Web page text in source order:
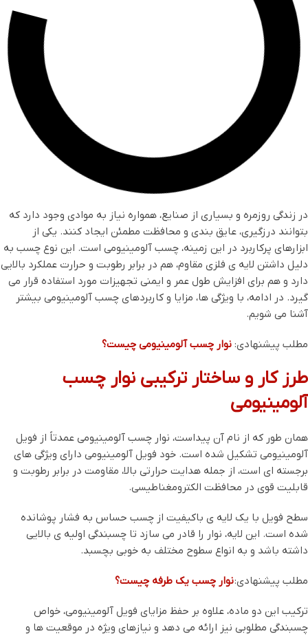
در زندگی روزمره و بسیاری از صنایع، همواره نیاز به موادی وجود دارد که
بتوانند درزگیری، عایق ‌بندی و محافظت مطمئن ایجاد کنند. یکی از
ابزارهای پرکاربرد در این زمینه، چسب آلومینیومی است. این نوع چسب به
دلیل داشتن لایه ‌ی فلزی مقاوم، هم در برابر رطوبت و حرارت عملکرد بالایی
دارد و هم برای افزایش طول عمر و ایمنی تجهیزات مورد استفاده قرار می
‌گیرد. در ادامه، با ویژگی ‌ها، مزایا و کاربردهای چسب آلومینیومی بیشتر
آشنا می ‌شویم.
مطلب پیشنهادی: نوار چسب آلومینیومی چیست؟
طرز کار و ساختار ترکیبی نوار چسب
آلومینیومی
همان ‌طور که از نام آن پیداست، نوار چسب آلومینیومی عمدتاً از فویل
آلومینیومی تشکیل شده است. خود فویل آلومینیومی دارای ویژگی‌ های
برجسته ‌ای است، از جمله هدایت حرارتی بالا، مقاومت در برابر رطوبت و
قابلیت قوی در محافظت الکترومغناطیسی.
سطح فویل با یک لایه ‌ی باکیفیت از چسب حساس به فشار پوشانده
شده است. این لایه، نوار را قادر می ‌سازد تا چسبندگی اولیه ‌ی بالایی
داشته باشد و به انواع سطوح مختلف به ‌خوبی بچسبد.
مطلب پیشنهادی:نوار چسب یک طرفه چیست؟
ترکیب این دو ماده، علاوه بر حفظ مزایای فویل آلومینیومی، خواص
چسبندگی مطلوبی نیز ارائه می ‌دهد و نیازهای ویژه در موقعیت‌ ها و